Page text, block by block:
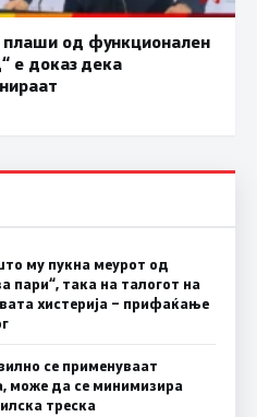
од функционален
е доказ дека
му пукна меурот од
пари“, така на талогот на
хистерија – прифаќање
се применуваат
може да се минимизира
треска